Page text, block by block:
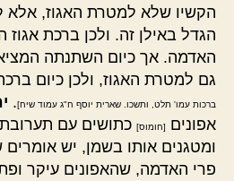
הקשיו שלא למטרת האגוז,
הגדל באילן זה. ולכן ברכת אגוז
האדמה. אך כיום השתנתה
גם למטרת האגוז, ולכן כיום
ברכות עמו' תלט, ותשכו. שארית יוסף ח"ג עמוד שיח].
אפונים
[חומוס] כתושים עם
ומטגנים אותו בשמן, יש
פרי האדמה, שהאפונים עיקר